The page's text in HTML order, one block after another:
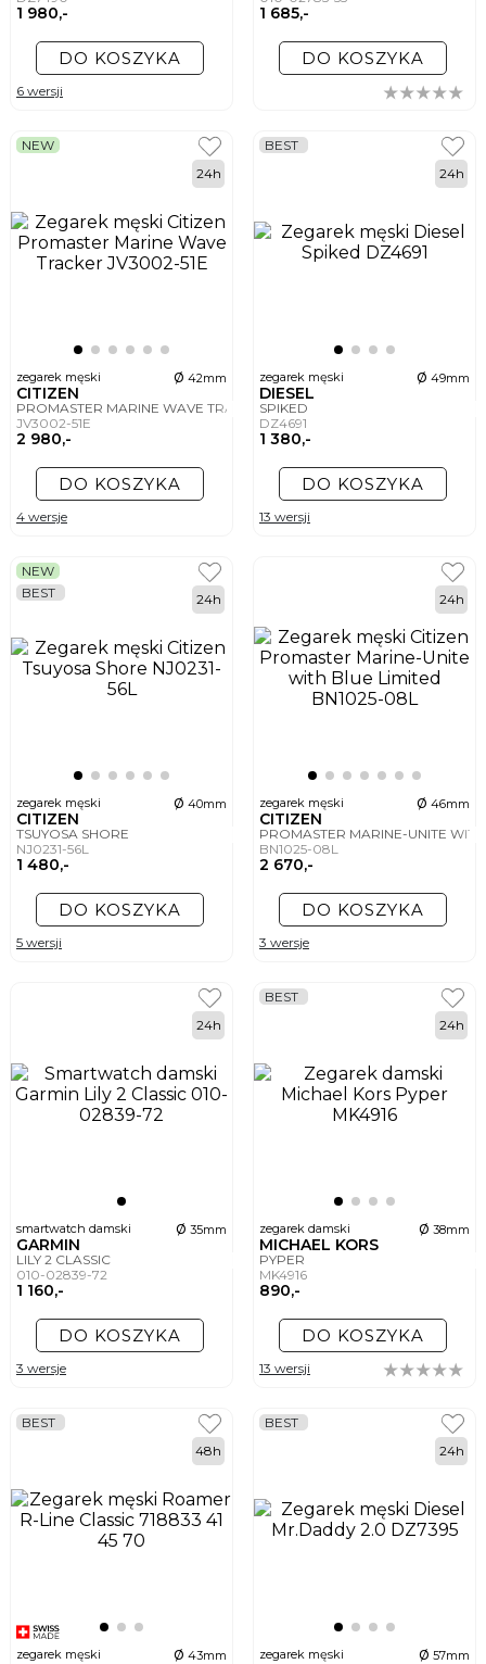
1 980,-
DO KOSZYKA
6 wersji
1 685,-
DO KOSZYKA
zegarek męski ø 42mm
CITIZEN
PROMASTER MARINE WAVE TRACKER
JV3002-51E
2 980,-
NEW
24h
DO KOSZYKA
4 wersje
zegarek męski ø 49mm
DIESEL
SPIKED
DZ4691
1 380,-
BEST
24h
DO KOSZYKA
13 wersji
zegarek męski ø 40mm
CITIZEN
TSUYOSA SHORE
NJ0231-56L
1 480,-
NEW
BEST
24h
DO KOSZYKA
5 wersji
zegarek męski ø 46mm
CITIZEN
PROMASTER MARINE-UNITE
BN1025-08L
2 670,-
24h
DO KOSZYKA
3 wersje
smartwatch damski ø 35mm
GARMIN
LILY 2 CLASSIC
010-02839-72
1 160,-
24h
DO KOSZYKA
3 wersje
zegarek damski ø 38mm
MICHAEL KORS
PYPER
MK4916
890,-
BEST
24h
DO KOSZYKA
13 wersji
zegarek męski ø 43mm
BEST
48h
zegarek męski ø 57mm
BEST
24h